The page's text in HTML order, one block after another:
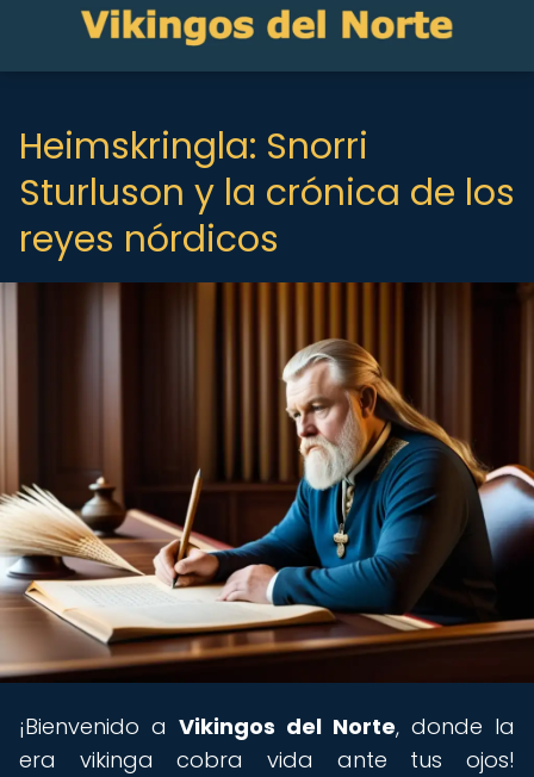
Heimskringla: Snorri
Sturluson y la crónica de los
reyes nórdicos
¡Bienvenido a Vikingos del Norte, donde la
era vikinga cobra vida ante tus ojos!